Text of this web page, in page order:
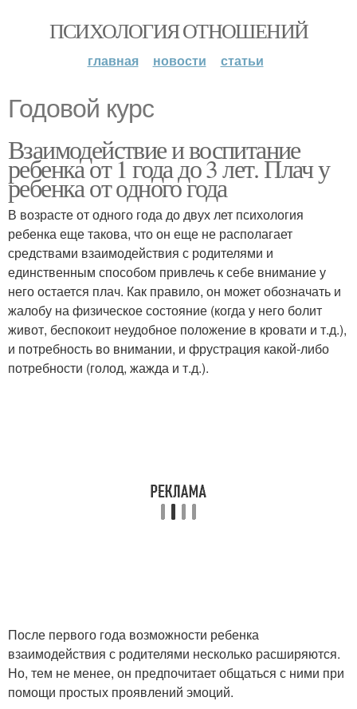
ПСИХОЛОГИЯ ОТНОШЕНИЙ
главная новости статьи
Годовой курс
Взаимодействие и воспитание
ребенка от 1 года до 3 лет. Плач у
ребенка от одного года
В возрасте от одного года до двух лет психология
ребенка еще такова, что он еще не располагает
средствами взаимодействия с родителями и
единственным способом привлечь к себе внимание у
него остается плач. Как правило, он может обозначать и
жалобу на физическое состояние (когда у него болит
живот, беспокоит неудобное положение в кровати и т.д.),
и потребность во внимании, и фрустрация какой-либо
потребности (голод, жажда и т.д.).
После первого года возможности ребенка
взаимодействия с родителями несколько расширяются.
Но, тем не менее, он предпочитает общаться с ними при
помощи простых проявлений эмоций.